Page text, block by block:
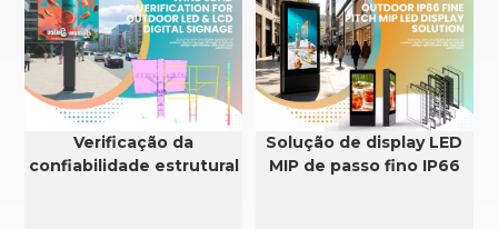
Verificação da
confiabilidade estrutural
Solução de display LED
MIP de passo fino IP66